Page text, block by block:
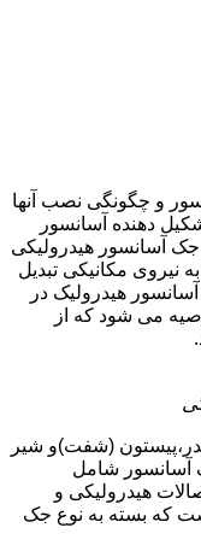
و چگونگی نصب آنها
دهنده آسانسور
آسانسور هیدرولیکی
نیروی مکانیکی تبدیل
هیدرولیک در
می شود که از
(شفت)و شیر
آسانسور شامل
هیدرولیکی و
که بسته به نوع جک